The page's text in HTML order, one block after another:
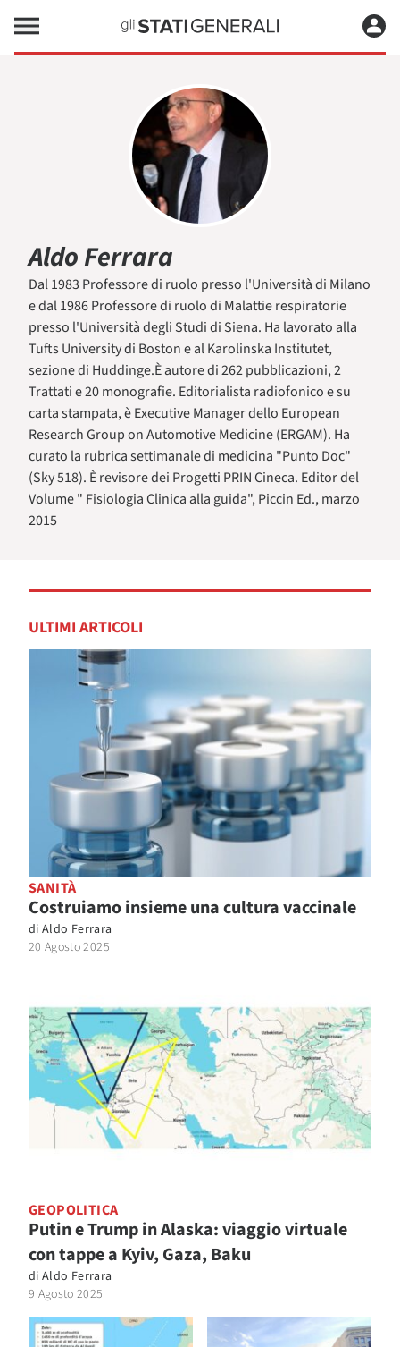
Aldo Ferrara
Dal 1983 Professore di ruolo presso l'Università di Milano
e dal 1986 Professore di ruolo di Malattie respiratorie
presso l'Università degli Studi di Siena. Ha lavorato alla
Tufts University di Boston e al Karolinska Institutet,
sezione di Huddinge.È autore di 262 pubblicazioni, 2
Trattati e 20 monografie. Editorialista radiofonico e su
carta stampata, è Executive Manager dello European
Research Group on Automotive Medicine (ERGAM). Ha
curato la rubrica settimanale di medicina "Punto Doc"
(Sky 518). È revisore dei Progetti PRIN Cineca. Editor del
Volume " Fisiologia Clinica alla guida", Piccin Ed., marzo
2015
ULTIMI ARTICOLI
SANITÀ
Costruiamo insieme una cultura vaccinale
di Aldo Ferrara
20 Agosto 2025
GEOPOLITICA
Putin e Trump in Alaska: viaggio virtuale
con tappe a Kyiv, Gaza, Baku
di Aldo Ferrara
9 Agosto 2025